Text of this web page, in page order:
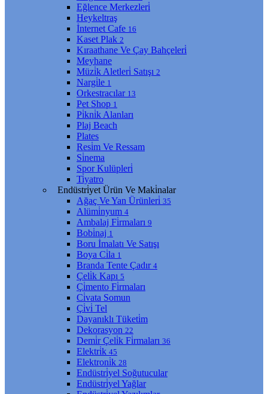
Eğlence Merkezleri̇
Heykeltraş
İnternet Cafe 16
Kaset Plak 2
Kıraathane Ve Çay Bahçeleri̇
Meyhane
Müzi̇k Aletleri̇ Satışı 2
Nargi̇le 1
Orkestracılar 13
Pet Shop 1
Pi̇kni̇k Alanları
Plaj Beach
Plates
Resi̇m Ve Ressam
Si̇nema
Spor Kulüpleri̇
Ti̇yatro
Endüstri̇yet Ürün Ve Maki̇nalar
Ağaç Ve Yan Ürünleri̇ 35
Alümi̇nyum 4
Ambalaj Fi̇rmaları 9
Bobi̇naj 1
Boru İmalatı Ve Satışı
Boya Ci̇la 1
Branda Tente Çadır 4
Çeli̇k Kapı 5
Çi̇mento Fi̇rmaları
Ci̇vata Somun
Çi̇vi̇ Tel
Dayanıklı Tüketi̇m
Dekorasyon 22
Demi̇r Çeli̇k Fi̇rmaları 36
Elektri̇k 45
Elektroni̇k 28
Endüstri̇yel Soğutucular
Endüstri̇yel Yağlar